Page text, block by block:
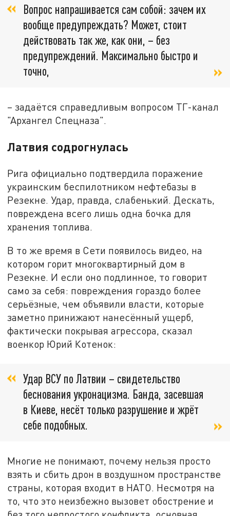
Вопрос напрашивается сам собой: зачем их
вообще предупреждать? Может, стоит
действовать так же, как они, – без
предупреждений. Максимально быстро и
точно,
– задаётся справедливым вопросом ТГ-канал
"Архангел Спецназа".
Латвия содрогнулась
Рига официально подтвердила поражение
украинским беспилотником нефтебазы в
Резекне. Удар, правда, слабенький. Дескать,
повреждена всего лишь одна бочка для
хранения топлива.
В то же время в Сети появилось видео, на
котором горит многоквартирный дом в
Резекне. И если оно подлинное, то говорит
само за себя: повреждения гораздо более
серьёзные, чем объявили власти, которые
заметно принижают нанесённый ущерб,
фактически покрывая агрессора, сказал
военкор Юрий Котенок:
Удар ВСУ по Латвии – свидетельство
беснования укронацизма. Банда, засевшая
в Киеве, несёт только разрушение и жрёт
себе подобных.
Многие не понимают, почему нельзя просто
взять и сбить дрон в воздушном пространстве
страны, которая входит в НАТО. Несмотря на
то, что это неизбежно вызовет обострение и